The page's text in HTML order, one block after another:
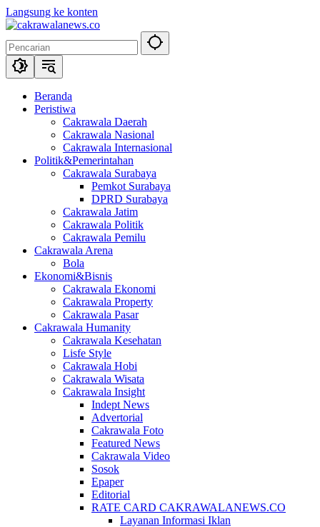
Langsung ke konten
Beranda
Peristiwa
Cakrawala Daerah
Cakrawala Nasional
Cakrawala Internasional
Politik&Pemerintahan
Cakrawala Surabaya
Pemkot Surabaya
DPRD Surabaya
Cakrawala Jatim
Cakrawala Politik
Cakrawala Pemilu
Cakrawala Arena
Bola
Ekonomi&Bisnis
Cakrawala Ekonomi
Cakrawala Property
Cakrawala Pasar
Cakrawala Humanity
Cakrawala Kesehatan
Lisfe Style
Cakrawala Hobi
Cakrawala Wisata
Cakrawala Insight
Indept News
Advertorial
Cakrawala Foto
Featured News
Cakrawala Video
Sosok
Epaper
Editorial
RATE CARD CAKRAWALANEWS.CO
Layanan Informasi Iklan